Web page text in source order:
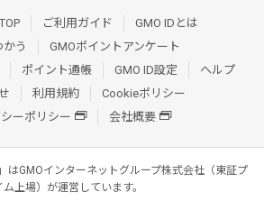
ご利用ガイド
GMO IDとは
う
GMOポイントアンケート
ポイント通帳 GMO ID設定
ヘルプ
利用規約
Cookieポリシー
ーポリシー
会社概要
はGMOインターネットグループ株式会社（東証プ
ム上場）が運営しています。